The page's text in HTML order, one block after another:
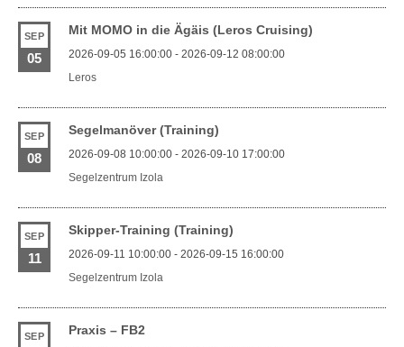
SEP
05
Mit MOMO in die Ägäis (Leros Cruising)
2026-09-05 16:00:00 - 2026-09-12 08:00:00
Leros
SEP
08
Segelmanöver (Training)
2026-09-08 10:00:00 - 2026-09-10 17:00:00
Segelzentrum Izola
SEP
11
Skipper-Training (Training)
2026-09-11 10:00:00 - 2026-09-15 16:00:00
Segelzentrum Izola
SEP Praxis – FB2